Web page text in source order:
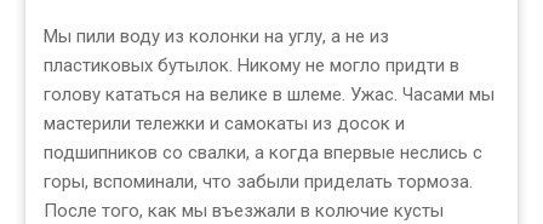
Мы пили воду из колонки на углу, а не из
пластиковых бутылок. Никому не могло придти в
голову кататься на велике в шлеме. Ужас. Часами мы
мастерили тележки и самокаты из досок и
подшипников со свалки, а когда впервые неслись с
горы, вспоминали, что забыли приделать тормоза.
После того, как мы въезжали в колючие кусты